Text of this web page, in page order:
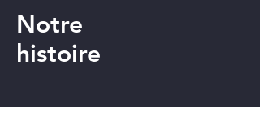
Notre
histoire